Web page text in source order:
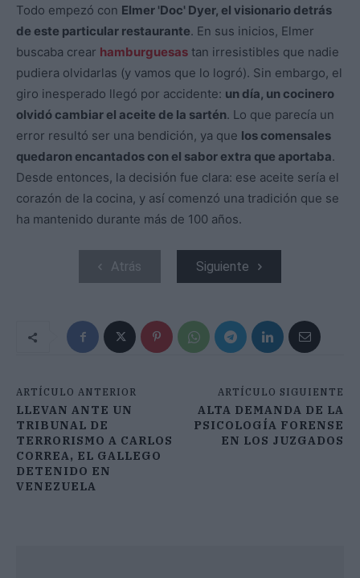
Todo empezó con Elmer 'Doc' Dyer, el visionario detrás
de este particular restaurante. En sus inicios, Elmer
buscaba crear hamburguesas tan irresistibles que nadie
pudiera olvidarlas (y vamos que lo logró). Sin embargo, el
giro inesperado llegó por accidente: un día, un cocinero
olvidó cambiar el aceite de la sartén. Lo que parecía un
error resultó ser una bendición, ya que los comensales
quedaron encantados con el sabor extra que aportaba.
Desde entonces, la decisión fue clara: ese aceite sería el
corazón de la cocina, y así comenzó una tradición que se
ha mantenido durante más de 100 años.
Atrás Siguiente
ARTÍCULO ANTERIOR
LLEVAN ANTE UN
TRIBUNAL DE
TERRORISMO A CARLOS
CORREA, EL GALLEGO
DETENIDO EN
VENEZUELA
ARTÍCULO SIGUIENTE
ALTA DEMANDA DE LA
PSICOLOGÍA FORENSE
EN LOS JUZGADOS